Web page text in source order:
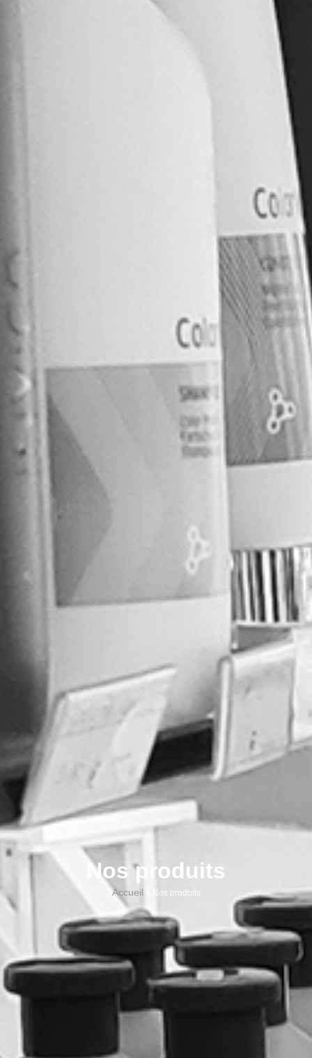
Nos produits
Accueil Nos produits